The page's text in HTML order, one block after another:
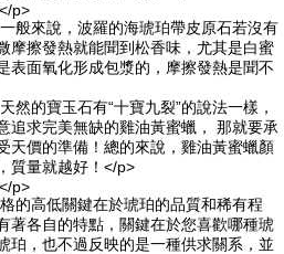
p>
般來說，波羅的海琥珀帶皮原石若沒有
摩擦發熱就能聞到松香味，尤其是白蜜
表面氧化形成包漿的，摩擦發熱是聞不
然的寶玉石有“十寶九裂”的說法一樣，
追求完美無缺的雞油黃蜜蠟， 那就要承
天價的準備！總的來說，雞油黃蜜蠟顏
質量就越好！</p>
p>
的高低關鍵在於琥珀的品質和稀有程
著各自的特點，關鍵在於您喜歡哪種琥
珀，也不過反映的是一種供求關系，並